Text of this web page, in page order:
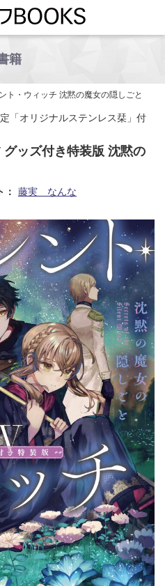
籍
ト・ウィッチ 沈黙の魔女の隠しごと
「オリジナルステンレス栞」付
ッズ付き特装版 沈黙の
： 藤実 なんな